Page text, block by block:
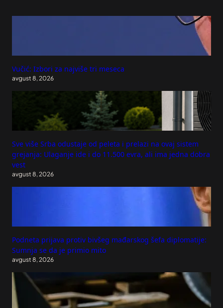
Vučić: Izbori za najviše tri meseca
avgust 8, 2026
Sve više Srba odustaje od peleta i prelazi na ovaj sistem
grejanja: Ulaganje ide i do 11.500 evra, ali ima jedna dobra
vest
avgust 8, 2026
Podneta prijava protiv bivšeg mađarskog šefa diplomatije:
Sumnja se da je primio mito
avgust 8, 2026